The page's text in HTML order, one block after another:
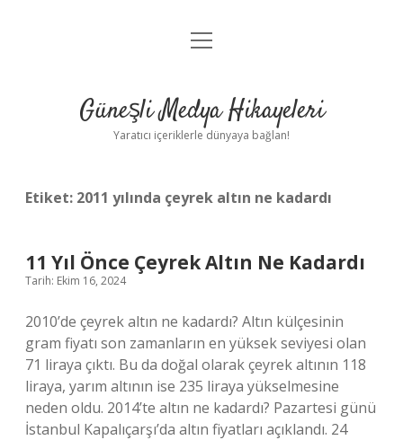
Anasayfa
Yasal Uyarı
menüyü
Güneşli Medya Hikayeleri
Yaratıcı içeriklerle dünyaya bağlan!
Etiket: 2011 yılında çeyrek altın ne kadardı
11 Yıl Önce Çeyrek Altın Ne Kadardı
Tarih: Ekim 16, 2024
2010’de çeyrek altın ne kadardı? Altın külçesinin
gram fiyatı son zamanların en yüksek seviyesi olan
71 liraya çıktı. Bu da doğal olarak çeyrek altının 118
liraya, yarım altının ise 235 liraya yükselmesine
neden oldu. 2014’te altın ne kadardı? Pazartesi günü
İstanbul Kapalıçarşı’da altın fiyatları açıklandı. 24